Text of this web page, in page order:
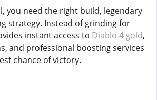
you need the right build, legendary
strategy. Instead of grinding for
instant access to Diablo 4 gold,
and professional boosting services
chance of victory.